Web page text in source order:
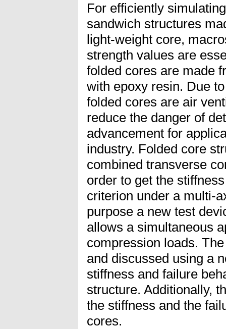
For efficiently
sandwich structures
light-weight core,
strength values are
folded cores are made
with epoxy resin. Due
folded cores are air
reduce the danger of
advancement for
industry. Folded core
combined transverse
order to get the
criterion under a multi-
purpose a new test
allows a simultaneous
compression loads.
and discussed using a
stiffness and failure
structure. Additionally,
the stiffness and the
cores.